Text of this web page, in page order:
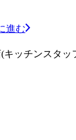
進む
キッチンスタッ